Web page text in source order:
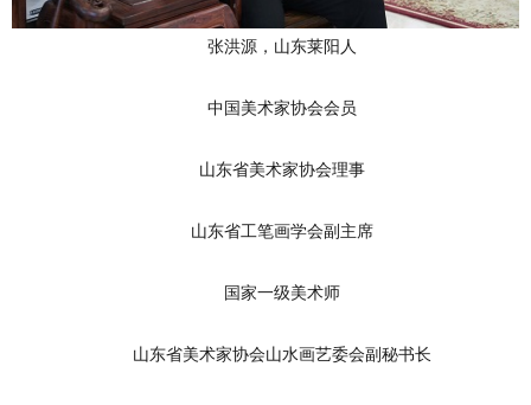
张洪源，山东莱阳人
中国美术家协会会员
山东省美术家协会理事
山东省工笔画学会副主席
国家一级美术师
山东省美术家协会山水画艺委会副秘书长